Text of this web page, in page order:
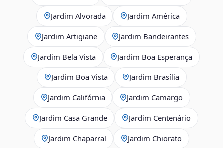
Jardim Alvorada Jardim América
Jardim Artigiane Jardim Bandeirantes
Jardim Bela Vista Jardim Boa Esperança
Jardim Boa Vista Jardim Brasília
Jardim Califórnia Jardim Camargo
Jardim Casa Grande Jardim Centenário
Jardim Chaparral Jardim Chiorato